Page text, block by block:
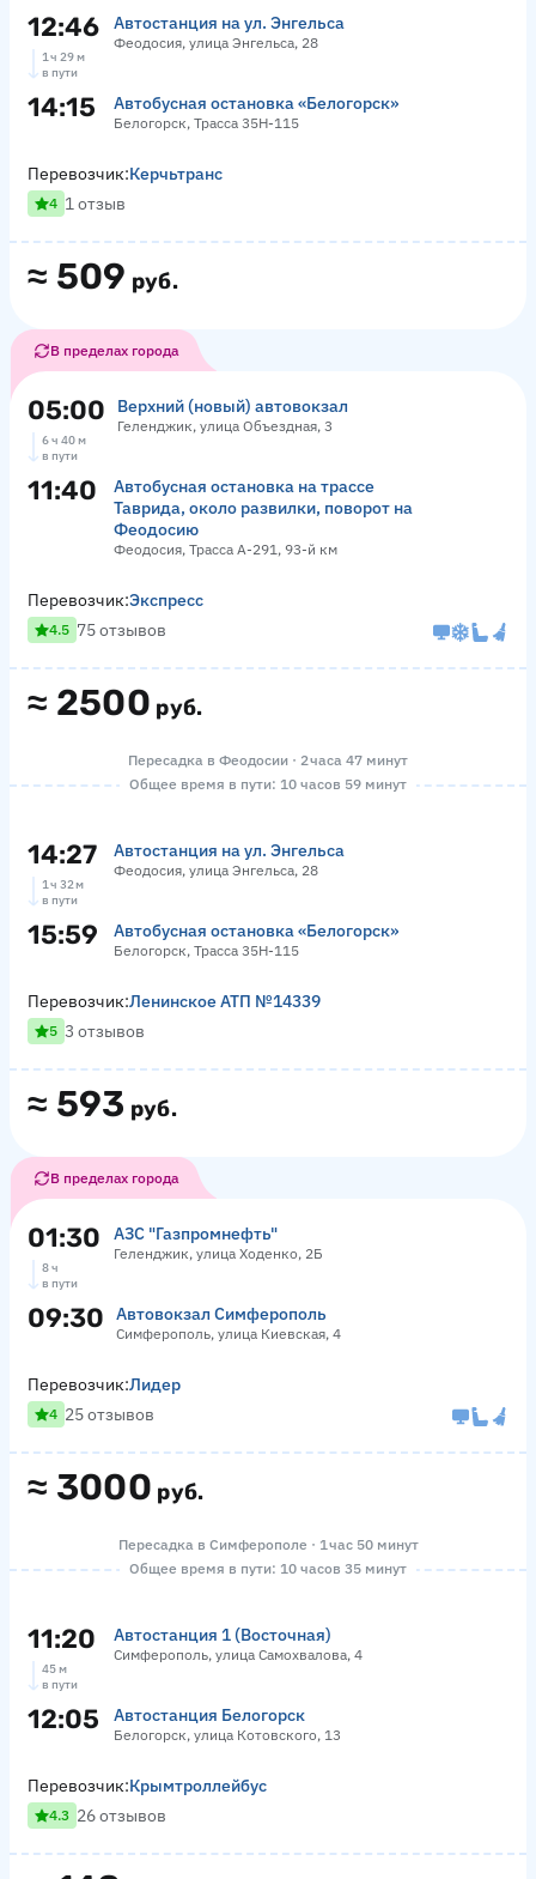
12:46 Автостанция на ул. Энгельса
Феодосия, улица Энгельса, 28
1 ч 29 м
в пути
14:15 Автобусная остановка «Белогорск»
Белогорск, Трасса 35Н-115
≈ 509 руб.
Перевозчик:Керчьтранс
4 1 отзыв
В пределах города
05:00 Верхний (новый) автовокзал
Геленджик, улица Объездная, 3
6 ч 40 м
в пути
11:40
Автобусная остановка на трассе
Таврида, около развилки, поворот на
Феодосию
Феодосия, Трасса А-291, 93-й км
≈ 2500 руб.
Перевозчик:Экспресс
4.5 75 отзывов
Пересадка в Феодосии · 2 часа 47 минут
Общее время в пути: 10 часов 59 минут
14:27 Автостанция на ул. Энгельса
Феодосия, улица Энгельса, 28
1 ч 32 м
в пути
15:59 Автобусная остановка «Белогорск»
Белогорск, Трасса 35Н-115
≈ 593 руб.
Перевозчик:Ленинское АТП №14339
5 3 отзывов
В пределах города
01:30 АЗС "Газпромнефть"
Геленджик, улица Ходенко, 2Б
8 ч
в пути
09:30 Автовокзал Симферополь
Симферополь, улица Киевская, 4
≈ 3000 руб.
Перевозчик:Лидер
4 25 отзывов
Пересадка в Симферополе · 1 час 50 минут
Общее время в пути: 10 часов 35 минут
11:20 Автостанция 1 (Восточная)
Симферополь, улица Самохвалова, 4
45 м
в пути
12:05 Автостанция Белогорск
Белогорск, улица Котовского, 13
Перевозчик:Крымтроллейбус
4.3 26 отзывов